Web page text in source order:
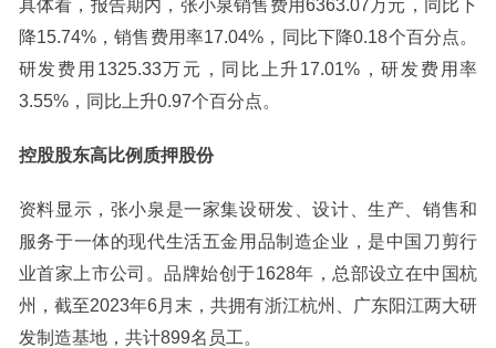
具体看，报告期内，张小泉销售费用6363.07万元，同比下
降15.74%，销售费用率17.04%，同比下降0.18个百分点。
研发费用1325.33万元，同比上升17.01%，研发费用率
3.55%，同比上升0.97个百分点。
控股股东高比例质押股份
资料显示，张小泉是一家集设研发、设计、生产、销售和
服务于一体的现代生活五金用品制造企业，是中国刀剪行
业首家上市公司。品牌始创于1628年，总部设立在中国杭
州，截至2023年6月末，共拥有浙江杭州、广东阳江两大研
发制造基地，共计899名员工。